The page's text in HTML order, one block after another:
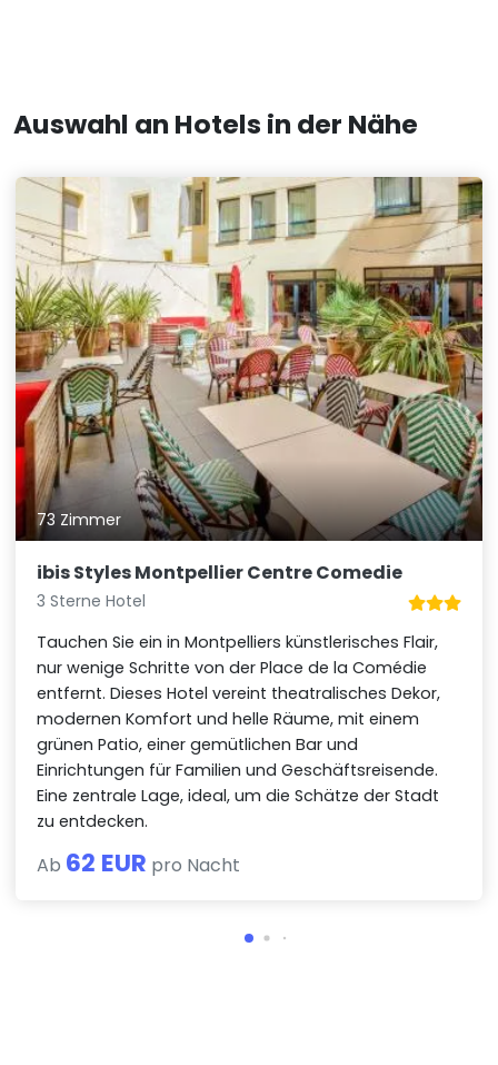
Auswahl an Hotels in der Nähe
73 Zimmer
ibis Styles Montpellier Centre Comedie
3 Sterne Hotel
Tauchen Sie ein in Montpelliers künstlerisches Flair,
nur wenige Schritte von der Place de la Comédie
entfernt. Dieses Hotel vereint theatralisches Dekor,
modernen Komfort und helle Räume, mit einem
grünen Patio, einer gemütlichen Bar und
Einrichtungen für Familien und Geschäftsreisende.
Eine zentrale Lage, ideal, um die Schätze der Stadt
zu entdecken.
Ab 62 EUR pro Nacht